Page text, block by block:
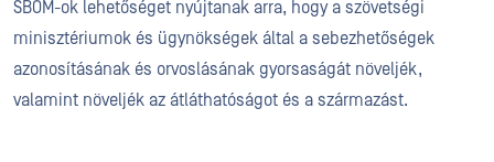
SBOM-ok lehetőséget nyújtanak arra, hogy a szövetségi
minisztériumok és ügynökségek által a sebezhetőségek
azonosításának és orvoslásának gyorsaságát növeljék,
valamint növeljék az átláthatóságot és a származást.